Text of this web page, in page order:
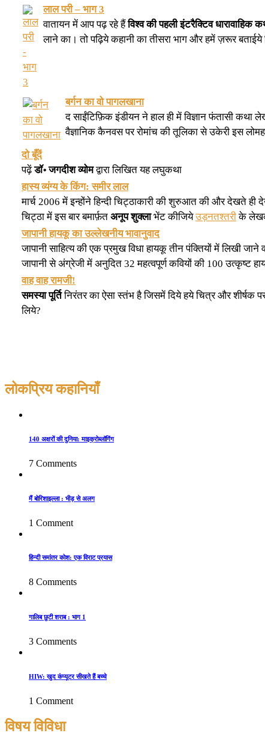
लाल परी – भाग 3
वातायन में आप पढ़ रहे हैंविश्व की पहली इंटरैक्टिव धारावाहिक
लाने का। तो पढ़िये कहानी का तीसरा भाग और हमें ज़रूर
बर्गन का वो पागलखाना
द साईंटिफ़िक इंडीयन ने हाल ही में विज्ञान फंतासी कथा
वैज्ञानिक कैनवस पर रोमांच की तूलिका से उकेरी इस
दो बूँदें
पढ़ेंडॉ॰ जगदीश व्योमद्वारा लिखित यह लघुकथा
हास्य व्यंग्य के किंग: समीर लाल
मार्च 2006 में इन्होंने हिन्दी चिट्ठाकारी की शुरुआत की और देखते
चिट्ठा में इस बार बमार्फ़त अनूप शुक्लाभेंट कीजियेउड़नतश्तरीके
जापानी हायकू का उल्लेखनीय भावानुवाद
जापानी साहित्य की एक प्रमुख विधा हायकू तीन पंक्तियों में लिखी
जापानी से अंग्रेजी में अनुदित 32 महत्वपूर्ण कवियों की 100 उत्कृष्ट
वाह वाह रामजी!
समस्या पूर्तिनिरंतर का ऐसा स्तंभ है जिसमें दिये हये चित्र और शीर्षक
लिये?
लोकप्रिय कहानियाँ
140 अक्षरों की दुनिया: माइक्रोब्लॉगिंग
7 Comments
मैं बोरिशाइल्ला : भीड़ से अलग
1 Comment
हिन्दी समांतर कोश: एक विराट प्रयास
8 Comments
गालिब छुटी शराब : भाग 1
3 Comments
HIW: खुद कंप्यूटर सीखते हैं बच्चे
1 Comment
विषय विविधा